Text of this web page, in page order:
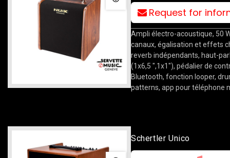
Request for
Ampli électro-acoustique, 50
canaux, égalisation et effets
reverb indépendants, haut-
(1x6,5 ",1x1"), pédalier de
Bluetooth, fonction looper,
patterns, app pour téléphone
Schertler Unico